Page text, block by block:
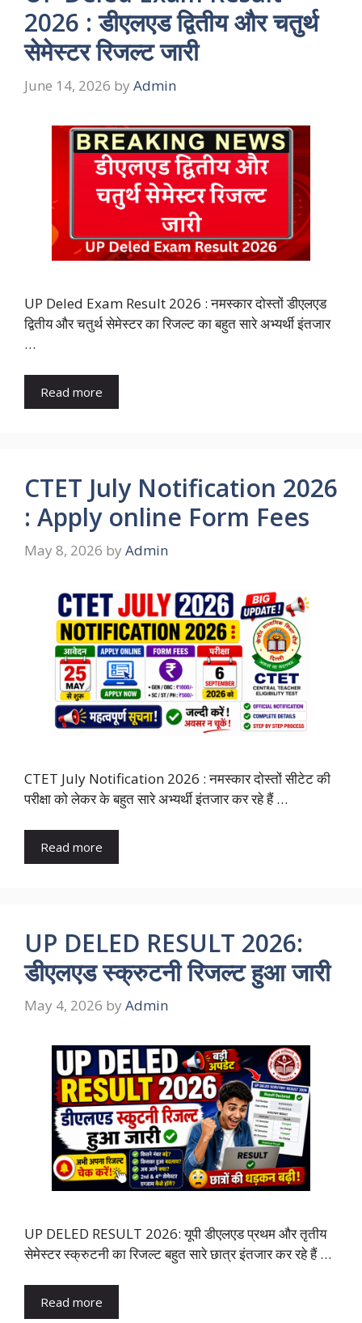
2026 : डीएलएड द्वितीय और चतुर्थ
सेमेस्टर रिजल्ट जारी
June 14, 2026 by Admin
UP Deled Exam Result 2026 : नमस्कार दोस्तों डीएलएड
द्वितीय और चतुर्थ सेमेस्टर का रिजल्ट का बहुत सारे अभ्यर्थी इंतजार
…
Read more
CTET July Notification 2026
: Apply online Form Fees
May 8, 2026 by Admin
CTET July Notification 2026 : नमस्कार दोस्तों सीटेट की
परीक्षा को लेकर के बहुत सारे अभ्यर्थी इंतजार कर रहे हैं …
Read more
UP DELED RESULT 2026:
डीएलएड स्क्रुटनी रिजल्ट हुआ जारी
May 4, 2026 by Admin
UP DELED RESULT 2026: यूपी डीएलएड प्रथम और तृतीय
सेमेस्टर स्क्रुटनी का रिजल्ट बहुत सारे छात्र इंतजार कर रहे हैं …
Read more